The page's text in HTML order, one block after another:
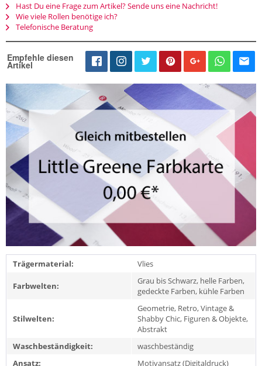
Hast Du eine Frage zum Artikel? Sende uns eine Nachricht!
Wie viele Rollen benötige ich?
Telefonische Beratung
Empfehle diesen
Artikel
Trägermaterial: Vlies
Farbwelten:
Grau bis Schwarz, helle Farben,
gedeckte Farben, kühle Farben
Stilwelten:
Geometrie, Retro, Vintage &
Shabby Chic, Figuren & Objekte,
Abstrakt
Waschbeständigkeit:
waschbeständig
Ansatz:
Motivansatz (Digitaldruck)